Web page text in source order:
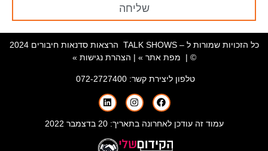
שליחה
כל הזכויות שמורות ל – TALK SHOWS הרצאות סדנאות חיבורים 2024
© | מפת אתר » | הצהרת נגישות »
טלפון ליצירת קשר:072-2727400
עמוד זה עודכן לאחרונה בתאריך: 20 בדצמבר 2022